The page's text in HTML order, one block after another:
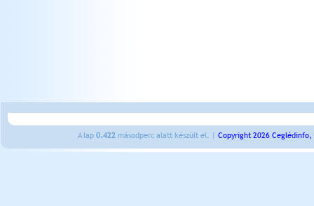
A lap 0.422 másodperc alatt készült el. | Copyright 2026